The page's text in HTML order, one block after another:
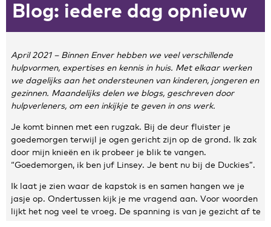
Algemeen
Nieuws
Persoonlijke informatie en privacy
Privacyverklaring website
Klachtenregeling
Disclaimer
Contact
Blog: iedere dag opnieuw
April 2021 – Binnen Enver hebben we veel verschillende
hulpvormen, expertises en kennis in huis. Met elkaar werken
we dagelijks aan het ondersteunen van kinderen, jongeren en
gezinnen. Maandelijks delen we blogs, geschreven door
hulpverleners, om een inkijkje te geven in ons werk.
Je komt binnen met een rugzak. Bij de deur fluister je
goedemorgen terwijl je ogen gericht zijn op de grond. Ik zak
door mijn knieën en ik probeer je blik te vangen.
“Goedemorgen, ik ben juf Linsey. Je bent nu bij de Duckies”.
Ik laat je zien waar de kapstok is en samen hangen we je
jasje op. Ondertussen kijk je me vragend aan. Voor woorden
lijkt het nog veel te vroeg. De spanning is van je gezicht af te